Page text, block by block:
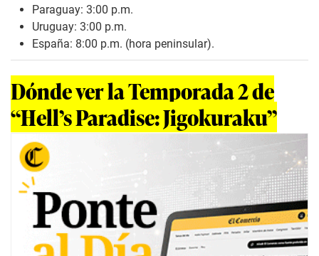
Paraguay: 3:00 p.m.
Uruguay: 3:00 p.m.
España: 8:00 p.m. (hora peninsular).
Dónde ver la Temporada 2 de
“Hell’s Paradise: Jigokuraku”